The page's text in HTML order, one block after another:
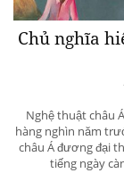
Chủ nghĩa
Nghệ thuật châu
hàng nghìn năm
châu Á đương đại
tiếng ngày